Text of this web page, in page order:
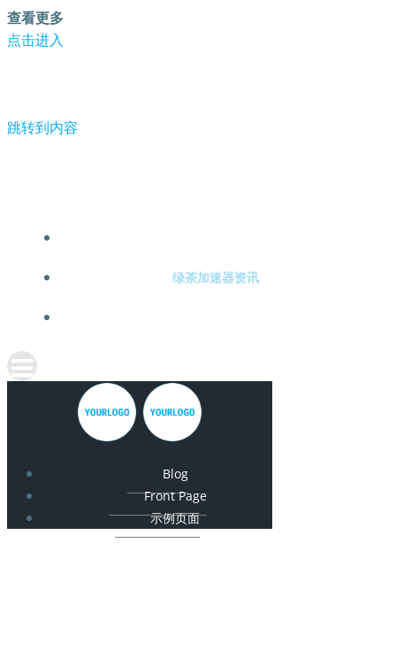
查看更多
点击进入
跳转到内容
绿茶加速器资讯
Blog
Front Page
示例页面